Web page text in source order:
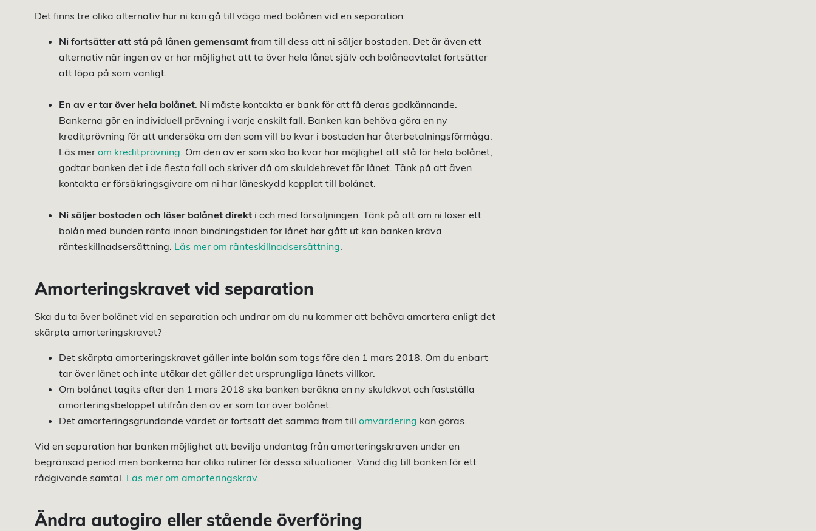
Det finns tre olika alternativ hur ni kan gå till väga med bolånen vid en separation:
Ni fortsätter att stå på lånen gemensamt fram till dess att ni säljer bostaden. Det är även ett
alternativ när ingen av er har möjlighet att ta över hela lånet själv och bolåneavtalet fortsätter
att löpa på som vanligt.
En av er tar över hela bolånet. Ni måste kontakta er bank för att få deras godkännande.
Bankerna gör en individuell prövning i varje enskilt fall. Banken kan behöva göra en ny
kreditprövning för att undersöka om den som vill bo kvar i bostaden har återbetalningsförmåga.
Läs mer om kreditprövning. Om den av er som ska bo kvar har möjlighet att stå för hela bolånet,
godtar banken det i de flesta fall och skriver då om skuldebrevet för lånet. Tänk på att även
kontakta er försäkringsgivare om ni har låneskydd kopplat till bolånet.
Ni säljer bostaden och löser bolånet direkt i och med försäljningen. Tänk på att om ni löser ett
bolån med bunden ränta innan bindningstiden för lånet har gått ut kan banken kräva
ränteskillnadsersättning. Läs mer om ränteskillnadsersättning.
Amorteringskravet vid separation
Ska du ta över bolånet vid en separation och undrar om du nu kommer att behöva amortera enligt det
skärpta amorteringskravet?
Det skärpta amorteringskravet gäller inte bolån som togs före den 1 mars 2018. Om du enbart
tar över lånet och inte utökar det gäller det ursprungliga lånets villkor.
Om bolånet tagits efter den 1 mars 2018 ska banken beräkna en ny skuldkvot och fastställa
amorteringsbeloppet utifrån den av er som tar över bolånet.
Det amorteringsgrundande värdet är fortsatt det samma fram till omvärdering kan göras.
Vid en separation har banken möjlighet att bevilja undantag från amorteringskraven under en
begränsad period men bankerna har olika rutiner för dessa situationer. Vänd dig till banken för ett
rådgivande samtal. Läs mer om amorteringskrav.
Ändra autogiro eller stående överföring